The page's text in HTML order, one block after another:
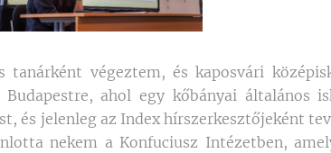
tanárként végeztem, és kaposvári
ahol egy kőbányai általános
és jelenleg az Index hírszerkesztőjeként
nekem a Konfuciusz Intézetben,